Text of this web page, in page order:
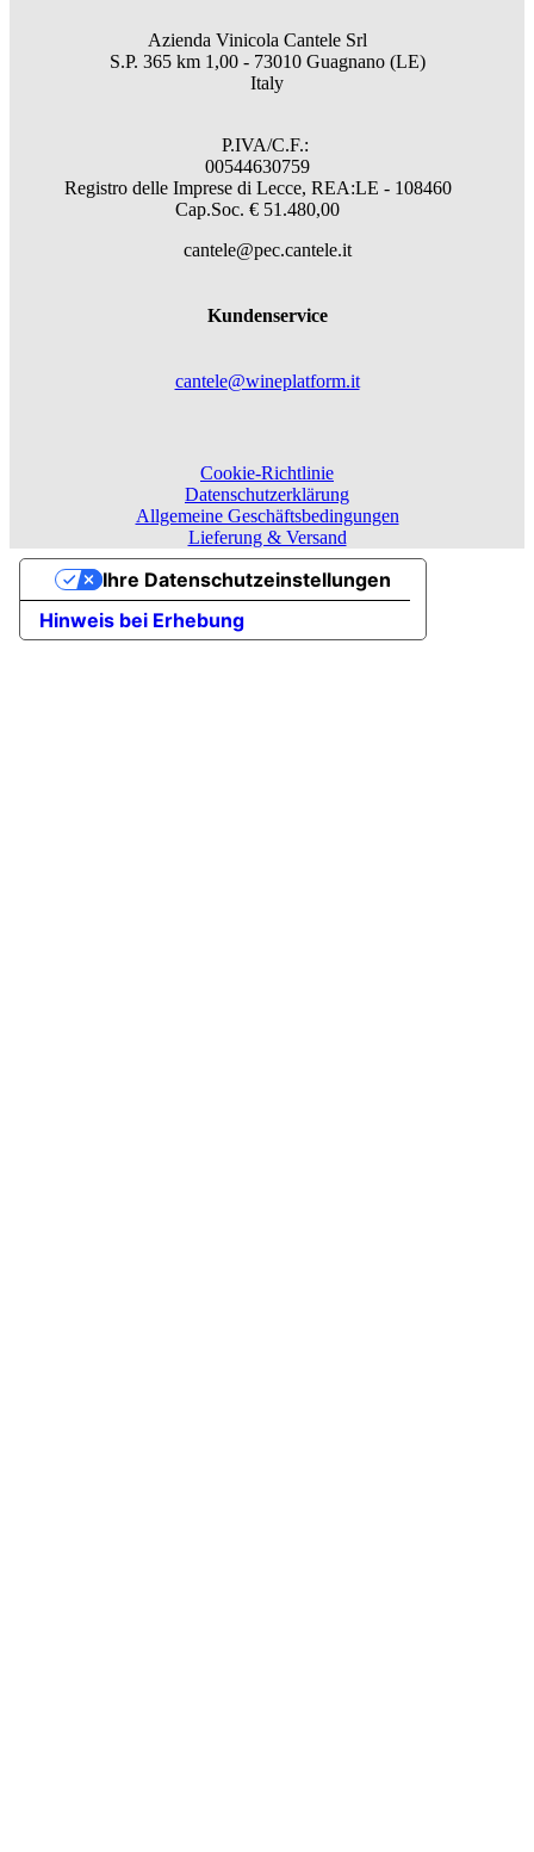
Azienda Vinicola Cantele Srl
S.P. 365 km 1,00 - 73010 Guagnano (LE)
Italy
P.IVA/C.F.:
00544630759
Registro delle Imprese di Lecce, REA:LE - 108460
Cap.Soc. € 51.480,00
cantele@pec.cantele.it
Kundenservice
cantele@wineplatform.it
Cookie-Richtlinie
Datenschutzerklärung
Allgemeine Geschäftsbedingungen
Lieferung & Versand
Hinweis bei Erhebung
Ihre Datenschutzeinstellungen